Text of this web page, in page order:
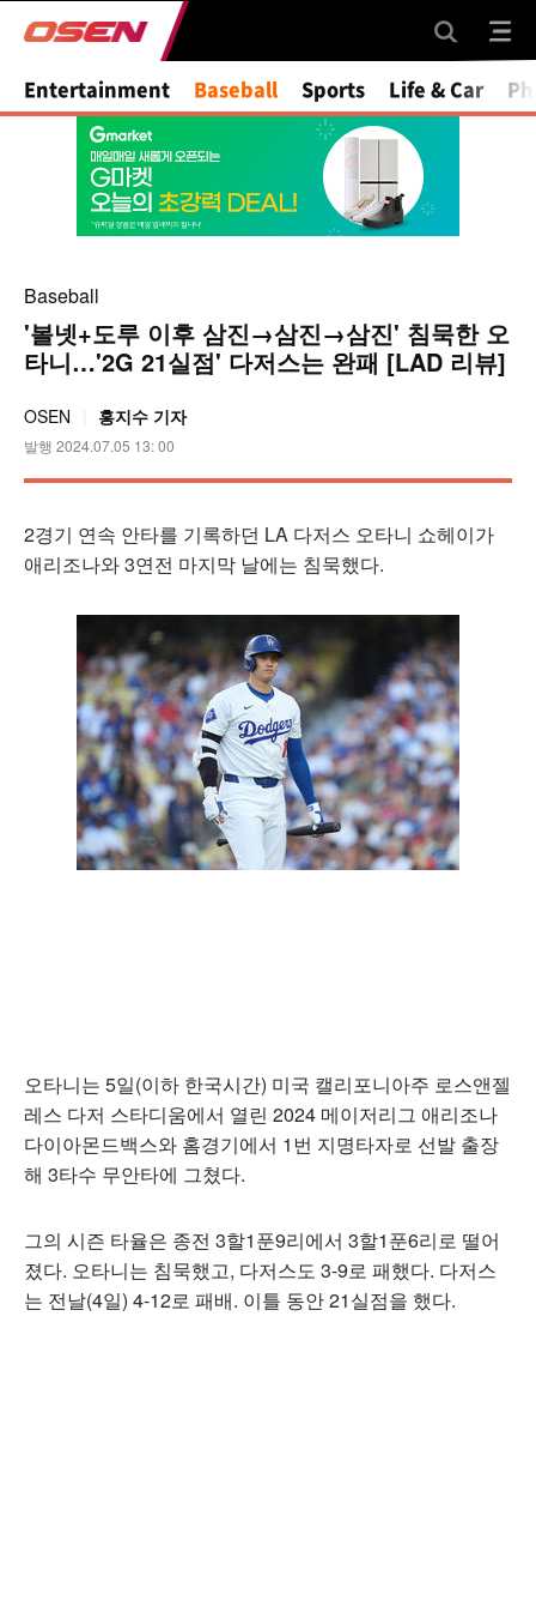
Mute
Entertainment Baseball Sports Life & Car
Baseball
'볼넷+도루 이후 삼진→삼진→삼진' 침묵한 오
타니…'2G 21실점' 다저스는 완패 [LAD 리뷰]
OSEN 홍지수 기자
발행 2024.07.05 13: 00
2경기 연속 안타를 기록하던 LA 다저스 오타니 쇼헤이가
애리조나와 3연전 마지막 날에는 침묵했다.
오타니는 5일(이하 한국시간) 미국 캘리포니아주 로스앤젤
레스 다저 스타디움에서 열린 2024 메이저리그 애리조나
다이아몬드백스와 홈경기에서 1번 지명타자로 선발 출장
해 3타수 무안타에 그쳤다.
그의 시즌 타율은 종전 3할1푼9리에서 3할1푼6리로 떨어
졌다. 오타니는 침묵했고, 다저스도 3-9로 패했다. 다저스
는 전날(4일) 4-12로 패배. 이틀 동안 21실점을 했다.